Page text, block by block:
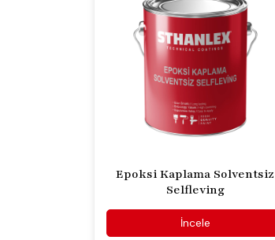
Epoksi Kaplama Solventsiz
Selfleving
İncele